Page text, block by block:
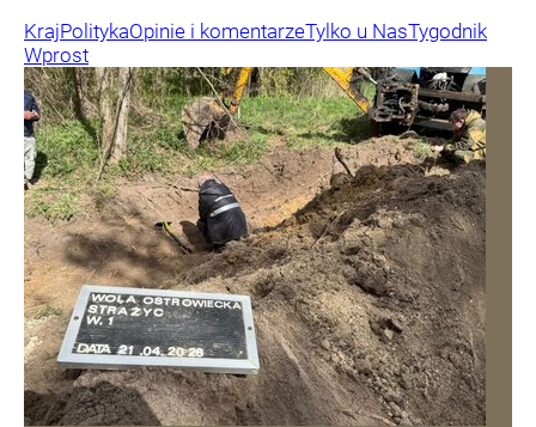
KrajPolitykaOpinie i komentarzeTylko u NasTygodnik
Wprost